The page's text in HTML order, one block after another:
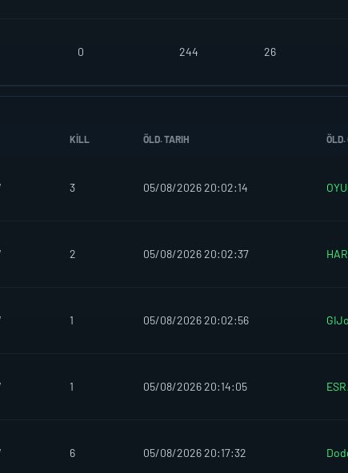
0 244 26
KILL ÖLD. TARIH ÖLD.
3 05/08/2026 20:02:14
2 05/08/2026 20:02:37
1 05/08/2026 20:02:56
1 05/08/2026 20:14:05
6 05/08/2026 20:17:32